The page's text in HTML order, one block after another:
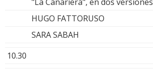
HUGO FATTORUSO
SARA SABAH
10.30